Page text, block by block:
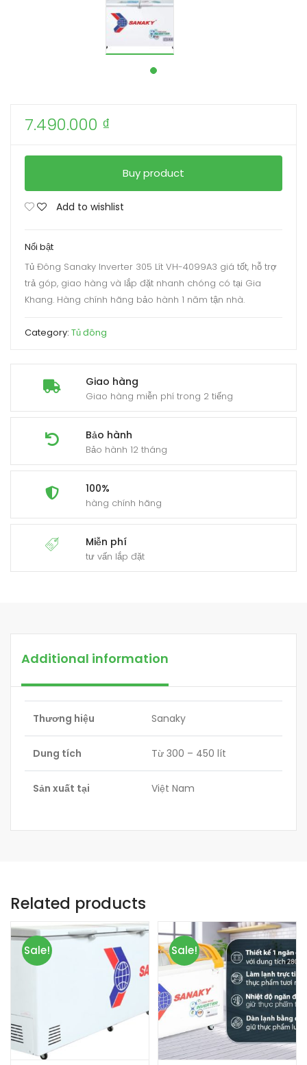
Giao hàng
Giao hàng miễn phí trong 2 tiếng
Bảo hành
Bảo hành 12 tháng
100%
hàng chính hãng
Miễn phí
tư vấn lắp đặt
7.490.000 ₫
Buy product
Add to wishlist
Nổi bật
Tủ Đông Sanaky Inverter 305 Lít VH-4099A3 giá tốt, hỗ trợ
trả góp, giao hàng và lắp đặt nhanh chóng có tại Gia
Khang. Hàng chính hãng bảo hành 1 năm tận nhà.
Category: Tủ đông
Additional information
Thương hiệu Sanaky
Dung tích Từ 300 – 450 lít
Sản xuất tại Việt Nam
Related products
Sale! Sale!